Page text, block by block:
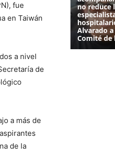
fue
en Taiwán
a nivel
de
a más de
de la